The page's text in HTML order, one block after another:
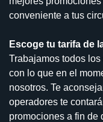
conveniente a tus
Escoge tu tarifa de
Trabajamos todos
con lo que en el
nosotros. Te
operadores te
promociones a fin de